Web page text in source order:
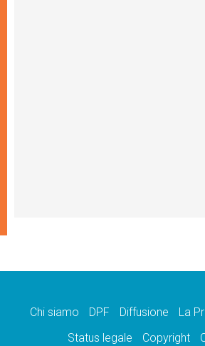
Chi siamo DPF Diffusione La
Status legale
Copyright